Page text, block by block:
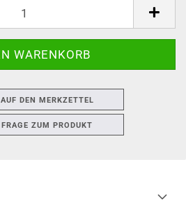
AUF DEN MERKZETTEL
FRAGE ZUM PRODUKT